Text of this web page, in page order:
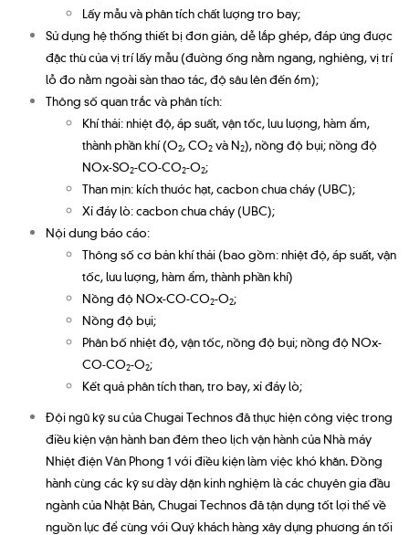
Lấy mẫu và phân tích chất lượng tro bay;
Sử dụng hệ thống thiết bị đơn giản, dễ lắp ghép, đáp ứng được
đặc thù của vị trí lấy mẫu (đường ống nằm ngang, nghiêng, vị trí
lỗ đo nằm ngoài sàn thao tác, độ sâu lên đến 6m);
Thông số quan trắc và phân tích:
Khí thải: nhiệt độ, áp suất, vận tốc, lưu lượng, hàm ẩm,
thành phần khí (O2, CO2 và N2), nồng độ bụi; nồng độ
NOx-SO2-CO-CO2-O2;
Than mịn: kích thước hạt, cacbon chưa cháy (UBC);
Xỉ đáy lò: cacbon chưa cháy (UBC);
Nội dung báo cáo:
Thông số cơ bản khí thải (bao gồm: nhiệt độ, áp suất, vận
tốc, lưu lượng, hàm ẩm, thành phần khí)
Nồng độ NOx-CO-CO2-O2;
Nồng độ bụi;
Phân bố nhiệt độ, vận tốc, nồng độ bụi; nồng độ NOx-
CO-CO2-O2;
Kết quả phân tích than, tro bay, xỉ đáy lò;
Đội ngũ kỹ sư của Chugai Technos đã thực hiện công việc trong
điều kiện vận hành ban đêm theo lịch vận hành của Nhà máy
Nhiệt điện Vân Phong 1 với điều kiện làm việc khó khăn. Đồng
hành cùng các kỹ sư dày dặn kinh nghiệm là các chuyên gia đầu
ngành của Nhật Bản, Chugai Technos đã tận dụng tốt lợi thế về
nguồn lực để cùng với Quý khách hàng xây dựng phương án tối